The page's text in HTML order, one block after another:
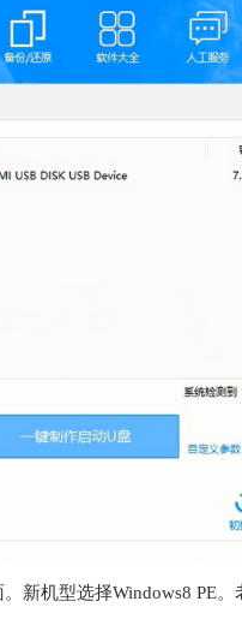
新机型选择Windows8 PE